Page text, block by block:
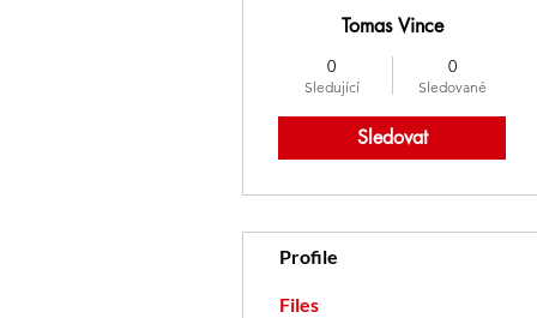
Tomas Vince
0
Sledující
0
Sledované
Sledovat
Profile
Files